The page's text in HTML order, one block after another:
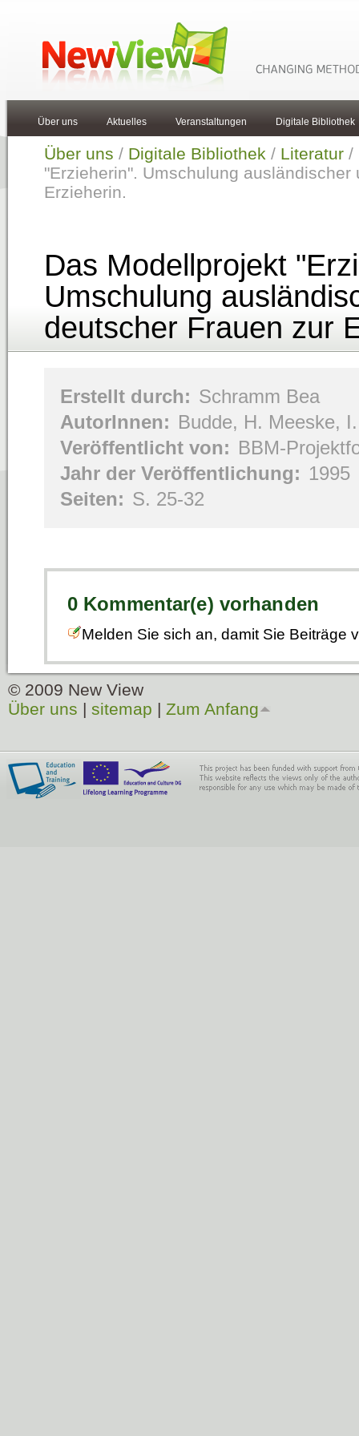
Über uns Aktuelles Veranstaltungen Digitale Bibliothek
Über uns / Digitale Bibliothek / Literatur /
"Erzieherin". Umschulung
Erzieherin.
Das Modellprojekt
Umschulung
deutscher Frauen zur
Erstellt durch: Schramm Bea
AutorInnen: Budde, H. Meeske, I.
Veröffentlicht von: BBM-
Jahr der Veröffentlichung: 1995
Seiten: S. 25-32
0 Kommentar(e) vorhanden
Melden Sie sich an, damit Sie Beiträge
© 2009 New View
Über uns | sitemap | Zum Anfang